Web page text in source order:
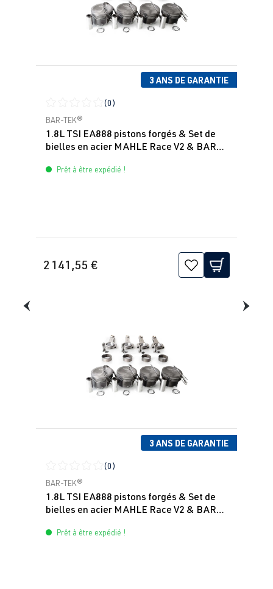
3 ANS DE GARANTIE
Note moyenne de 0 sur 5 étoiles
(0)
BAR-TEK®
1.8L TSI EA888 pistons forgés & Set de
bielles en acier MAHLE Race V2 & BAR-
Prêt à être expédié !
2 141,55 €
3 ANS DE GARANTIE
Note moyenne de 0 sur 5 étoiles
(0)
BAR-TEK®
1.8L TSI EA888 pistons forgés & Set de
bielles en acier MAHLE Race V2 & BAR-
Prêt à être expédié !